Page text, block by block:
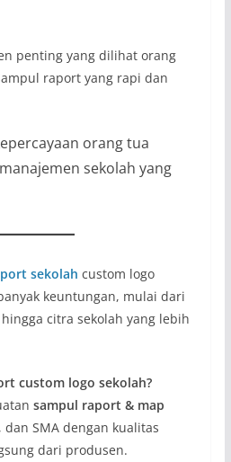
penting yang dilihat orang
raport yang rapi dan
orang tua
sekolah yang
sekolah custom logo
keuntungan, mulai dari
citra sekolah yang lebih
custom logo sekolah?
sampul raport & map
dan SMA dengan kualitas
dari produsen.